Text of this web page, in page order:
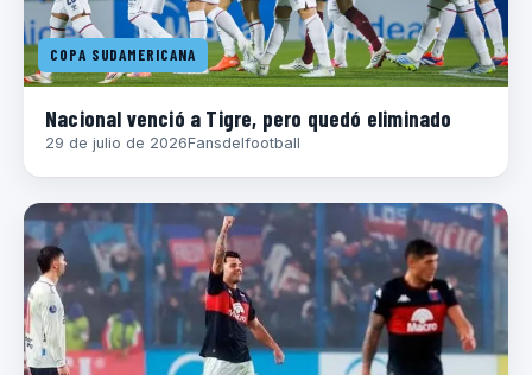
COPA SUDAMERICANA
Nacional venció a Tigre, pero quedó eliminado
29 de julio de 2026Fansdelfootball